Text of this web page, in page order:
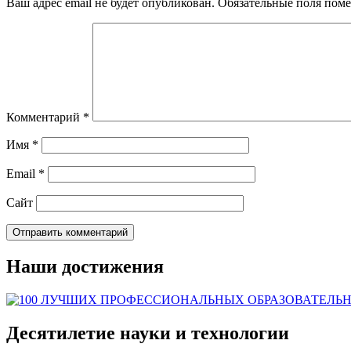
Ваш адрес email не будет опубликован. Обязательные поля
Комментарий *
Имя *
Email *
Сайт
Наши достижения
Десятилетие науки и технологии